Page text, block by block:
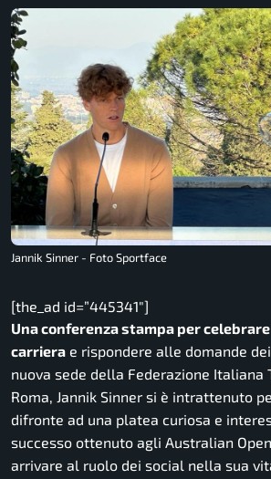
Jannik Sinner - Foto Sportface
[the_ad id=”445341″]
Una conferenza stampa per
carriera e rispondere alle domande
nuova sede della Federazione Italiana
Roma, Jannik Sinner si è intrattenuto
difronte ad una platea curiosa e
successo ottenuto agli Australian
arrivare al ruolo dei social nella sua